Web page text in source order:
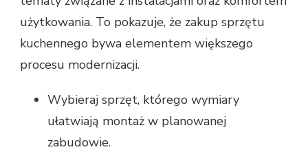
użytkowania. To pokazuje, że zakup sprzętu
kuchennego bywa elementem większego
procesu modernizacji.
Wybieraj sprzęt, którego wymiary
ułatwiają montaż w planowanej
zabudowie.